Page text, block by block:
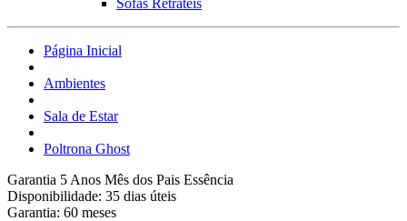
Sofás Retráteis
Página Inicial
Ambientes
Sala de Estar
Poltrona Ghost
Garantia 5 Anos Mês dos Pais Essência
Disponibilidade: 35 dias úteis
Garantia: 60 meses